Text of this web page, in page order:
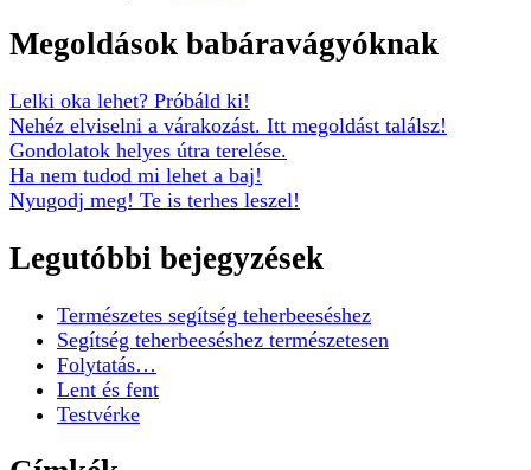
Megoldások babáravágyóknak
Lelki oka lehet? Próbáld ki!
Nehéz elviselni a várakozást. Itt megoldást találsz!
Gondolatok helyes útra terelése.
Ha nem tudod mi lehet a baj!
Nyugodj meg! Te is terhes leszel!
Legutóbbi bejegyzések
Természetes segítség teherbeeséshez
Segítség teherbeeséshez természetesen
Folytatás…
Lent és fent
Testvérke